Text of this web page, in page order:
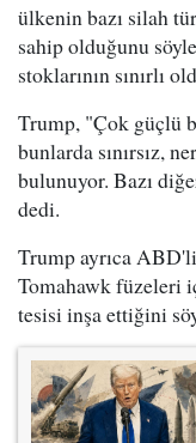
ülkenin bazı silah
sahip olduğunu
stoklarının sınırlı
Trump, "Çok güçlü
bunlarda sınırsız,
bulunuyor. Bazı
dedi.
Trump ayrıca
Tomahawk füzeleri
tesisi inşa ettiğini